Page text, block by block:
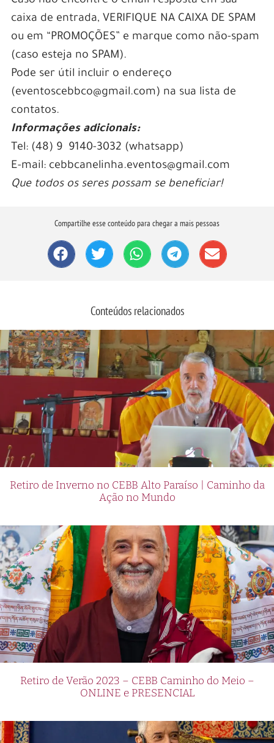
caixa de entrada, VERIFIQUE NA CAIXA DE SPAM
ou em “PROMOÇÕES” e marque como não-spam
(caso esteja no SPAM).
Pode ser útil incluir o endereço
(eventoscebbco@gmail.com) na sua lista de
contatos.
Informações adicionais:
Tel: (48) 9 9140-3032 (whatsapp)
E-mail: cebbcanelinha.eventos@gmail.com
Que todos os seres possam se beneficiar!
Compartilhe esse conteúdo para chegar a mais pessoas
Conteúdos relacionados
Retiro de Inverno no CEBB Alto Paraíso | Caminho da
Ação no Mundo
Retiro de Verão 2023 – CEBB Caminho do Meio –
ONLINE e PRESENCIAL